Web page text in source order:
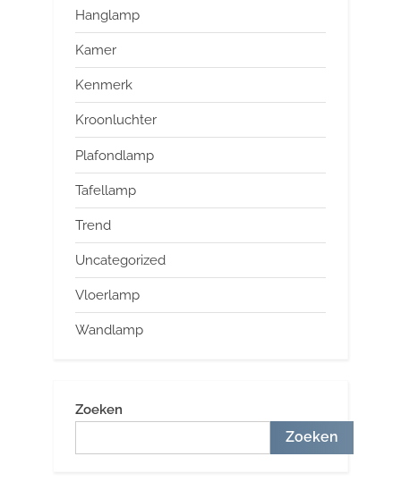
Hanglamp
Kamer
Kenmerk
Kroonluchter
Plafondlamp
Tafellamp
Trend
Uncategorized
Vloerlamp
Wandlamp
Zoeken
Zoeken